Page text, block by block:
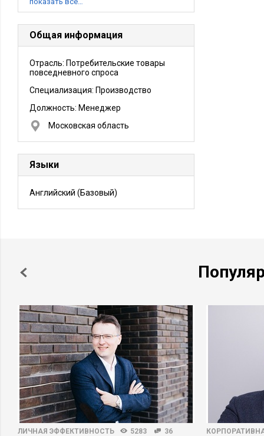
солёных закусок. Брэнды: Lays, Lays
Sensation, Lays Max, Cheetos, Хрустим,
Состоит в корпорации Pepsico - мирового
лидира в пищевой промышленности.
Общая информация
Отрасль: Потребительские товары
повседневного спроса
Специализация: Производство
Должность: Менеджер
Московская область
Языки
Английский (Базовый)
ЛИЧНАЯ ЭФФЕКТИВНОСТЬ 5283 36